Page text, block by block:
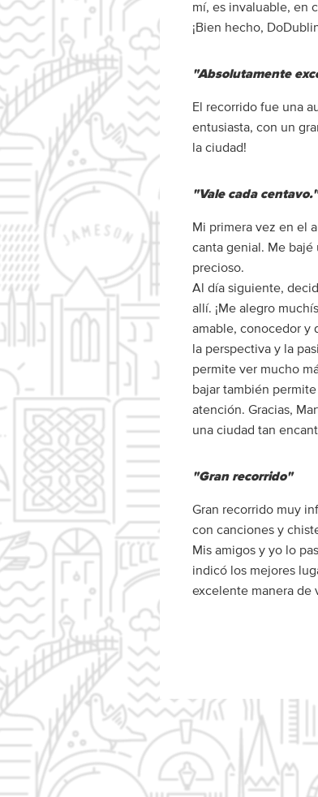
mí, es invaluable, en
¡Bien hecho,
"Absolutamente
El recorrido fue una
entusiasta, con un
la ciudad!
"Vale cada centavo."
Mi primera vez en el
canta genial. Me bajé
precioso.
Al día siguiente,
allí. ¡Me alegro
amable, conocedor y
la perspectiva y la
permite ver mucho
bajar también
atención. Gracias,
una ciudad tan
"Gran recorrido"
Gran recorrido muy
con canciones y
Mis amigos y yo lo
indicó los mejores
excelente manera de